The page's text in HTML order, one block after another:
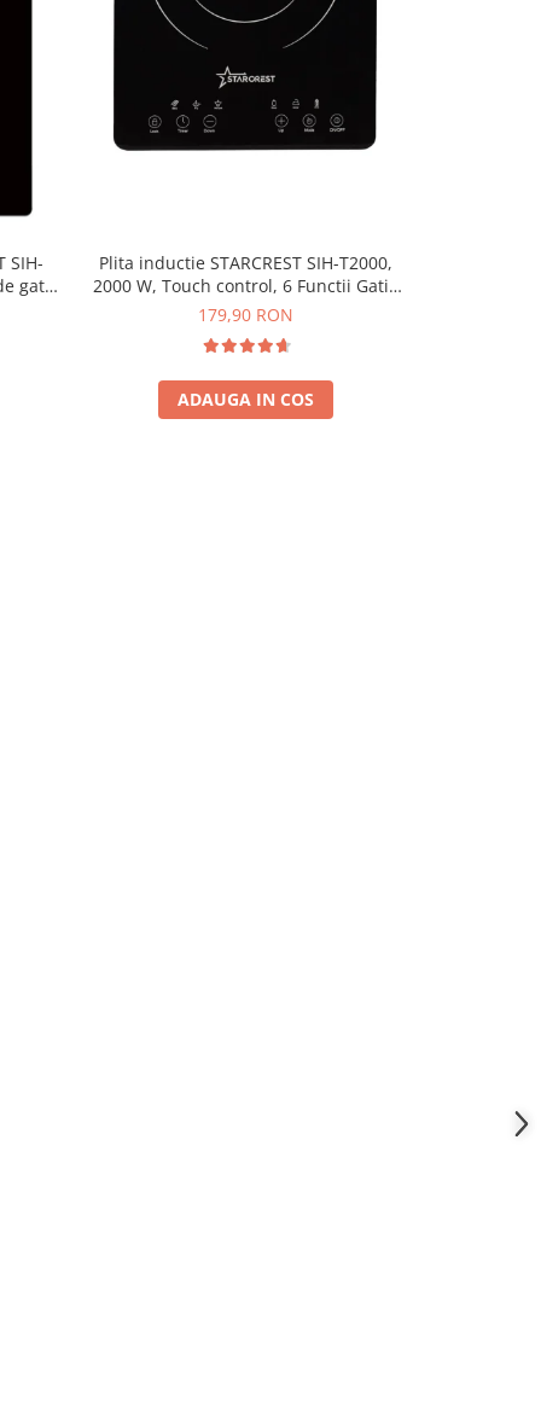
SIH-
gatit,
Plita inductie STARCREST SIH-T2000,
2000 W, Touch control, 6 Functii Gatit,
Ultra Slim Design
179,90 RON
ADAUGA IN COS